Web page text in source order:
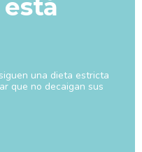
una dieta estricta
que no decaigan sus